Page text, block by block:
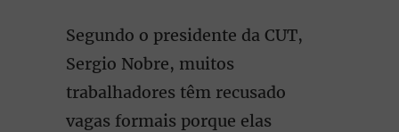
Segundo o presidente da CUT,
Sergio Nobre, muitos
trabalhadores têm recusado
vagas formais porque elas